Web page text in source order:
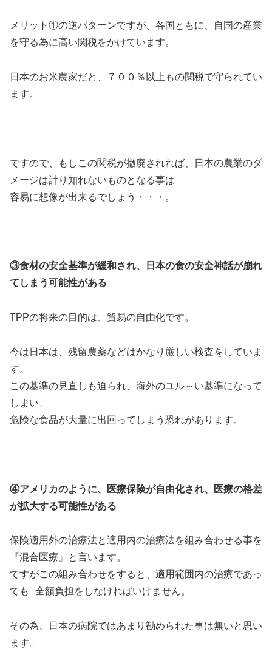
メリット①の逆パターンですが、各国ともに、自国の産業
を守る為に高い関税をかけています。
日本のお米農家だと、７００％以上もの関税で守られてい
ます。
ですので、もしこの関税が撤廃されれば、日本の農業のダ
メージは計り知れないものとなる事は
容易に想像が出来るでしょう・・・。
③食材の安全基準が緩和され、日本の食の安全神話が崩れ
てしまう可能性がある
TPPの将来の目的は、貿易の自由化です。
今は日本は、残留農薬などはかなり厳しい検査をしていま
す。
この基準の見直しも迫られ、海外のユル～い基準になって
しまい、
危険な食品が大量に出回ってしまう恐れがあります。
④アメリカのように、医療保険が自由化され、医療の格差
が拡大する可能性がある
保険適用外の治療法と適用内の治療法を組み合わせる事を
『混合医療』と言います。
ですがこの組み合わせをすると、適用範囲内の治療であっ
ても 全額負担をしなければいけません。
その為、日本の病院ではあまり勧められた事は無いと思い
ます。